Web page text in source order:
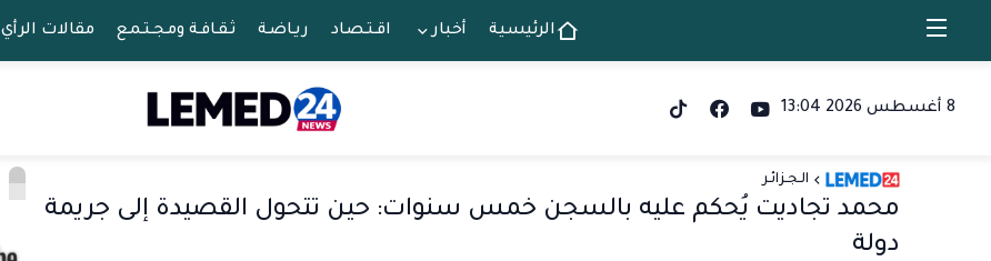
الرئيسية أخبار اقـتـصـاد ريـاضـة ثـقـافـة ومـجـتـمـع مقالات الرأي
8 أغسطس 2026 13:04
الـجـزائـر
محمد تجاديت يُحكم عليه بالسجن خمس سنوات: حين تتحول القصيدة إلى جريمة
دولة